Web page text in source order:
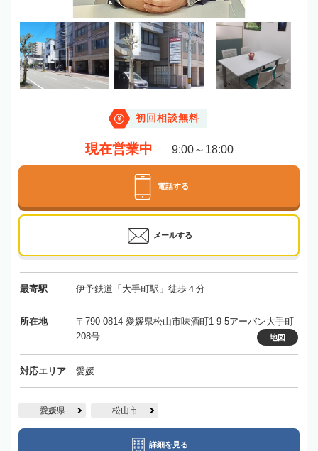
初回相談無料
現在営業中 9:00～18:00
電話する
メールする
最寄駅 伊予鉄道「大手町駅」徒歩４分
所在地
〒790-0814 愛媛県松山市味酒町1-9-5アーバン大手町
208号
地図
対応エリア 愛媛
愛媛県 松山市
詳細を見る